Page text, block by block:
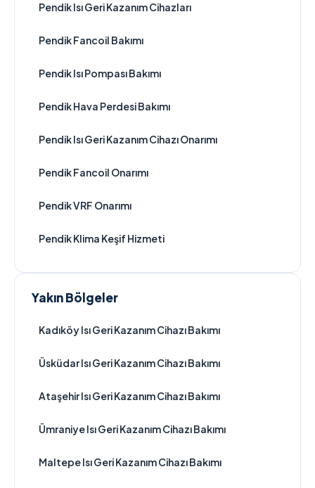
Pendik Isı Geri Kazanım Cihazları
Pendik Fancoil Bakımı
Pendik Isı Pompası Bakımı
Pendik Hava Perdesi Bakımı
Pendik Isı Geri Kazanım Cihazı Onarımı
Pendik Fancoil Onarımı
Pendik VRF Onarımı
Pendik Klima Keşif Hizmeti
Yakın Bölgeler
Kadıköy Isı Geri Kazanım Cihazı Bakımı
Üsküdar Isı Geri Kazanım Cihazı Bakımı
Ataşehir Isı Geri Kazanım Cihazı Bakımı
Ümraniye Isı Geri Kazanım Cihazı Bakımı
Maltepe Isı Geri Kazanım Cihazı Bakımı